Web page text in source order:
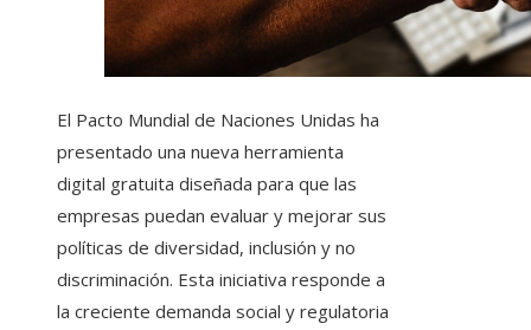
El Pacto Mundial de Naciones Unidas ha
presentado una nueva herramienta
digital gratuita diseñada para que las
empresas puedan evaluar y mejorar sus
políticas de diversidad, inclusión y no
discriminación. Esta iniciativa responde a
la creciente demanda social y regulatoria